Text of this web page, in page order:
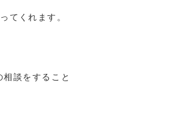
てくれます。
談をすること